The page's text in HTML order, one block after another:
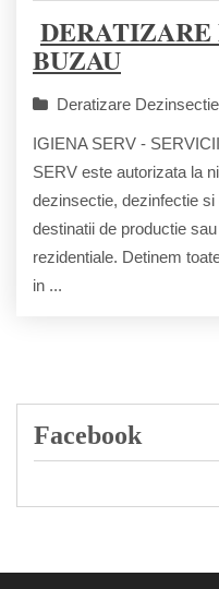
BUZAU
Deratizare Dezinsectie
IGIENA SERV -
SERV este autorizata la
dezinsectie, dezinfectie
destinatii de productie
rezidentiale. Detinem
in ...
Facebook